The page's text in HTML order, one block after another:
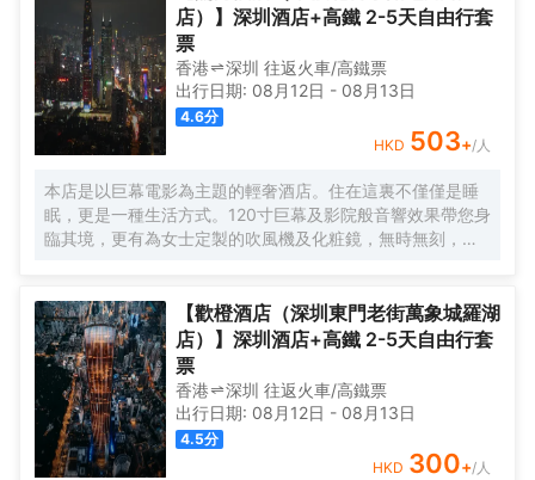
店）】深圳酒店+高鐵 2-5天自由行套
票
香港 深圳 往返火車/高鐵票
出行日期: 08月12日 - 08月13日
4.6分
HKD 503+/人
本店是以巨幕電影為主題的輕奢酒店。住在這裏不僅僅是睡
眠，更是一種生活方式。120寸巨幕及影院般音響效果帶您身
臨其境，更有為女士定製的吹風機及化粧鏡，無時無刻，呈
【歡橙酒店（深圳東門老街萬象城羅湖
店）】深圳酒店+高鐵 2-5天自由行套
票
香港 深圳 往返火車/高鐵票
出行日期: 08月12日 - 08月13日
4.5分
HKD 300+/人